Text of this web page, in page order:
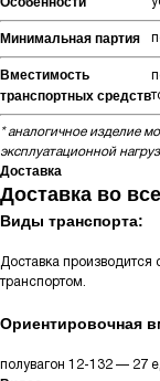
Минимальная партия
Вместимость
транспортных средств
* аналогичное изделие
эксплуатационной
Доставка
Доставка во
Виды транспорта:
Доставка
транспортом.
Ориентировочная
полувагон 12-132 — 27